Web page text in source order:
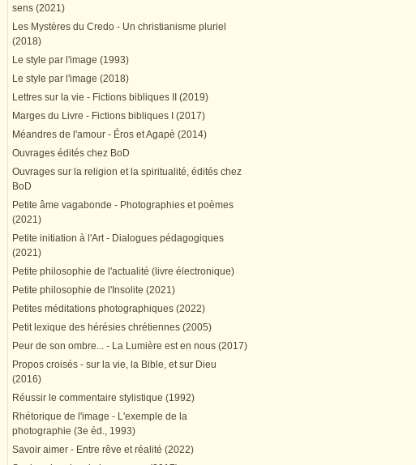
sens (2021)
Les Mystères du Credo - Un christianisme pluriel
(2018)
Le style par l'image (1993)
Le style par l'image (2018)
Lettres sur la vie - Fictions bibliques II (2019)
Marges du Livre - Fictions bibliques I (2017)
Méandres de l'amour - Éros et Agapè (2014)
Ouvrages édités chez BoD
Ouvrages sur la religion et la spiritualité, édités chez
BoD
Petite âme vagabonde - Photographies et poèmes
(2021)
Petite initiation à l'Art - Dialogues pédagogiques
(2021)
Petite philosophie de l'actualité (livre électronique)
Petite philosophie de l'Insolite (2021)
Petites méditations photographiques (2022)
Petit lexique des hérésies chrétiennes (2005)
Peur de son ombre... - La Lumière est en nous (2017)
Propos croisés - sur la vie, la Bible, et sur Dieu
(2016)
Réussir le commentaire stylistique (1992)
Rhétorique de l'image - L'exemple de la
photographie (3e éd., 1993)
Savoir aimer - Entre rêve et réalité (2022)